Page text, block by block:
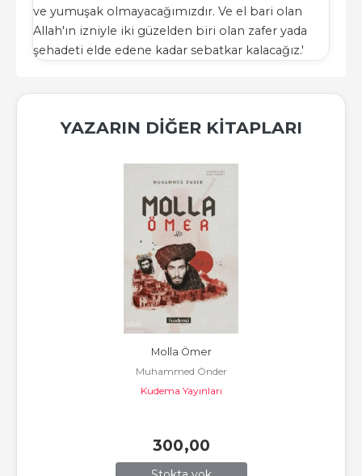
ve yumuşak olmayacağımızdır. Ve el bari olan
Allah'ın izniyle iki güzelden biri olan zafer yada
şehadeti elde edene kadar sebatkar kalacağız.'
YAZARIN DIĞER KITAPLARI
Molla Ömer
Muhammed Önder
Kudema Yayınları
300,00